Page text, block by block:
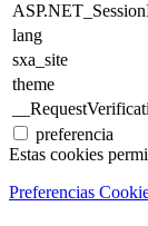
lang
sxa_site
theme
preferencia
Estas cookies
Preferencias